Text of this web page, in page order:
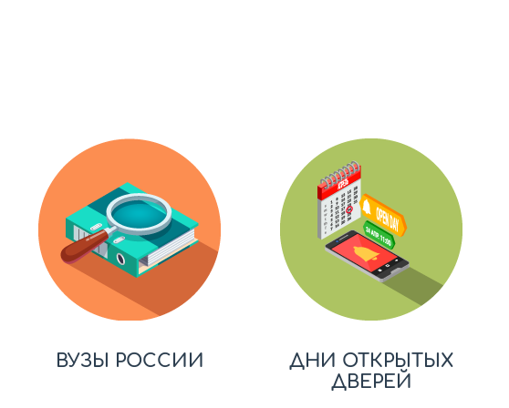
ВУЗЫ РОССИИ
ДНИ ОТКРЫТЫХ
ДВЕРЕЙ